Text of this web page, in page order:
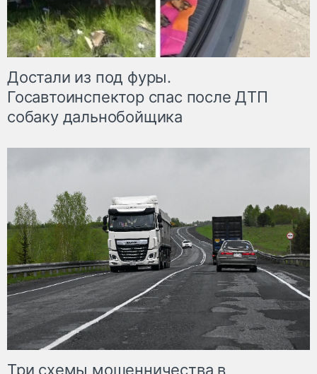
Достали из под фуры.
Госавтоинспектор спас после ДТП
собаку дальнобойщика
Три схемы мошенничества в